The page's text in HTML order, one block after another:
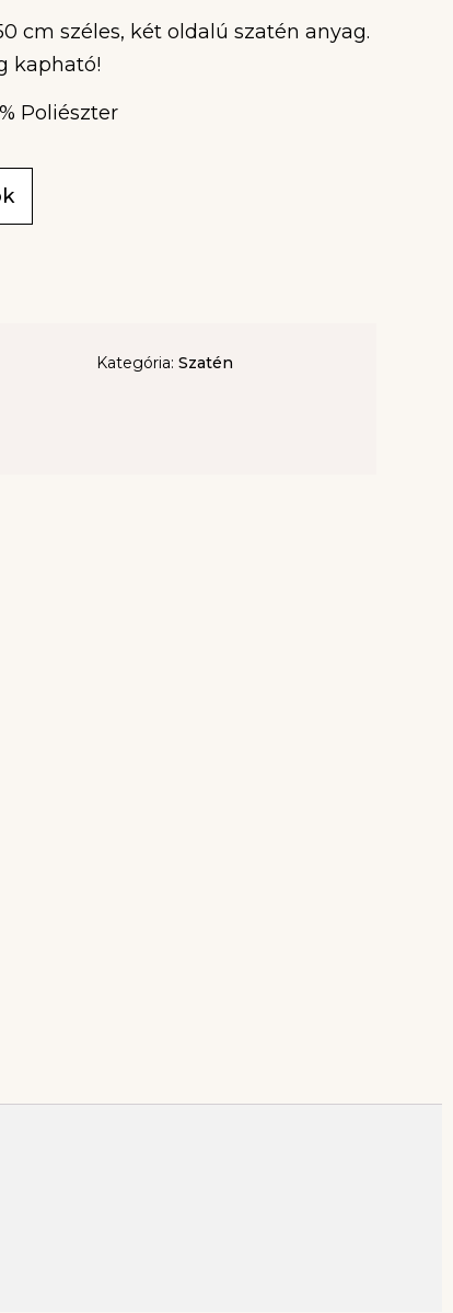
cm széles, két oldalú szatén anyag.
kapható!
Poliészter
Kategória: Szatén